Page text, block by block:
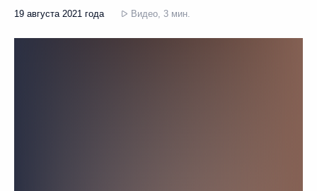
19 августа 2021 года Видео, 3 мин.